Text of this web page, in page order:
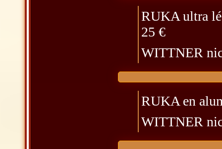
RUKA ultra
25 €
WITTNER
RUKA en
WITTNER